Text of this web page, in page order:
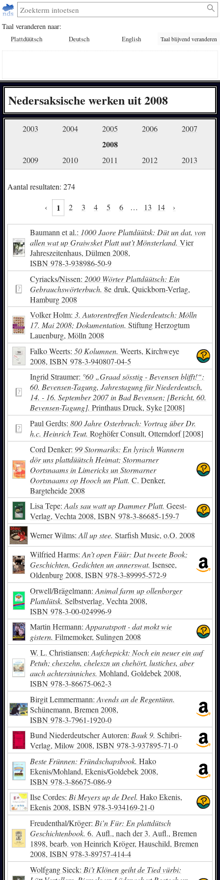
Taal veranderen naar:
Plattdüütsch Deutsch English Taal blijvend veranderen
Nedersaksische werken uit 2008
2003 2004 2005 2006 2007
2008
2009 2010 2011 2012 2013
Aantal resultaten: 274
‹ 1 2 3 4 5 6 … 13 14 ›
Baumann et al.: 1000 Jaore Plattdüütsk: Düt un dat, von
allen wat up Graiwsket Platt uut’t Mönsterland. Vier
Jahreszeitenhaus, Dülmen 2008,
ISBN978-3-938986-50-9
Cyriacks/Nissen: 2000 Wörter Plattdüütsch: Ein
Gebrauchswörterbuch. 8e druk, Quickborn-Verlag,
Hamburg 2008
Volker Holm: 3. Autorentreffen Niederdeutsch: Mölln
17. Mai 2008; Dokumentation. Stiftung Herzogtum
Lauenburg, Mölln 2008
Falko Weerts: 50 Kolumnen. Weerts, Kirchweye
2008,ISBN978-3-940807-04-5
Ingrid Straumer: °60 „Graad sösstig - Bevensen blifft!“:
60. Bevensen-Tagung, Jahrestagung für Niederdeutsch,
14. - 16. September 2007 in Bad Bevensen; [Bericht, 60.
Bevensen-Tagung]. Printhaus Druck, Syke [2008]
Paul Gerdts: 800 Jahre Osterbruch: Vortrag über Dr.
h.c. Heinrich Teut. Roghöfer Consult, Otterndorf [2008]
Cord Denker: 99 Stormariks: En lyrisch Wannern
dör uns plattdüütsch Heimat; Stormarner
Oortsnaams in Limericks un Stormarner
Oortsnaams op Hooch un Platt. C. Denker,
Bargteheide 2008
Lisa Tepe: Aals sau watt up Dammer Platt. Geest-
Verlag, Vechta 2008,ISBN978-3-86685-159-7
Werner Wilms: All up stee. Starfish Music, o.O. 2008
Wilfried Harms: An’t open Füür: Dat tweete Book;
Geschichten, Gedichten un annerswat. Isensee,
Oldenburg 2008,ISBN978-3-89995-572-9
Orwell/Brägelmann: Animal farm up ollenborger
Plattdütsk. Selbstverlag, Vechta 2008,
ISBN978-3-00-024996-9
Martin Hermann: Apparatspott - dat mokt wie
gistern. Filmemoker, Sulingen 2008
W. L. Christiansen: Aufchepickt: Noch ein neuer ein auf
Petuh; cheszehn, cheleszn un chehört, lustiches, aber
auch achtersinniches. Mohland, Goldebek 2008,
ISBN978-3-86675-062-3
Birgit Lemmermann: Avends an de Regentünn.
Schünemann, Bremen 2008,
ISBN978-3-7961-1920-0
Bund Niederdeutscher Autoren: Bauk 9. Schibri-
Verlag, Milow 2008,ISBN978-3-937895-71-0
Beste Frünnen: Fründschapsbook. Hako
Ekenis/Mohland, Ekenis/Goldebek 2008,
ISBN978-3-86675-086-9
Ilse Cordes: Bi Meyers up de Deel. Hako Ekenis,
Ekenis 2008,ISBN978-3-934169-21-0
Freudenthal/Kröger: Bi’n Für: En plattdütsch
Geschichtenbook. 6. Aufl., nach der 3. Aufl., Bremen
1898, bearb. von Heinrich Kröger, Hauschild, Bremen
2008,ISBN978-3-89757-414-4
Wolfgang Sieck: Bi’t Klönen geiht de Tied vürbi: